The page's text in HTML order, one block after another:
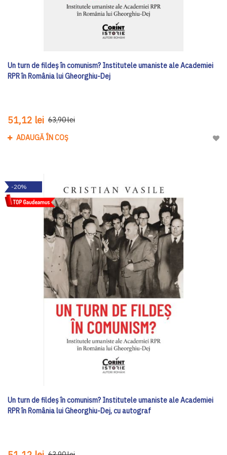
Un turn de fildeș în comunism? Institutele umaniste ale Academiei
RPR în România lui Gheorghiu-Dej
51,12 lei 63,90 lei
ADAUGĂ ÎN COȘ
-20%
Un turn de fildeș în comunism? Institutele umaniste ale Academiei
RPR în România lui Gheorghiu-Dej, cu autograf